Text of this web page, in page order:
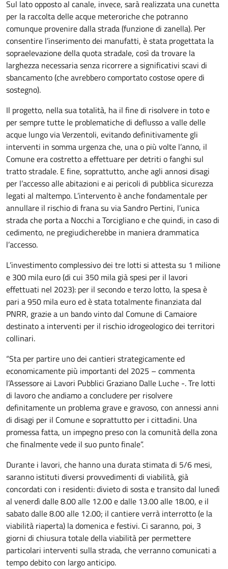
Sul lato opposto al canale, invece, sarà realizzata una cunetta
per la raccolta delle acque meteroriche che potranno
comunque provenire dalla strada (funzione di zanella). Per
consentire l’inserimento dei manufatti, è stata progettata la
sopraelevazione della quota stradale, così da trovare la
larghezza necessaria senza ricorrere a significativi scavi di
sbancamento (che avrebbero comportato costose opere di
sostegno).
Il progetto, nella sua totalità, ha il fine di risolvere in toto e
per sempre tutte le problematiche di deflusso a valle delle
acque lungo via Verzentoli, evitando definitivamente gli
interventi in somma urgenza che, una o più volte l’anno, il
Comune era costretto a effettuare per detriti o fanghi sul
tratto stradale. E fine, soprattutto, anche agli annosi disagi
per l’accesso alle abitazioni e ai pericoli di pubblica sicurezza
legati al maltempo. L’intervento è anche fondamentale per
annullare il rischio di frana su via Sandro Pertini, l’unica
strada che porta a Nocchi a Torcigliano e che quindi, in caso di
cedimento, ne pregiudicherebbe in maniera drammatica
l’accesso.
L’investimento complessivo dei tre lotti si attesta su 1 milione
e 300 mila euro (di cui 350 mila già spesi per il lavori
effettuati nel 2023): per il secondo e terzo lotto, la spesa è
pari a 950 mila euro ed è stata totalmente finanziata dal
PNRR, grazie a un bando vinto dal Comune di Camaiore
destinato a interventi per il rischio idrogeologico dei territori
collinari.
“Sta per partire uno dei cantieri strategicamente ed
economicamente più importanti del 2025 – commenta
l’Assessore ai Lavori Pubblici Graziano Dalle Luche -. Tre lotti
di lavoro che andiamo a concludere per risolvere
definitamente un problema grave e gravoso, con annessi anni
di disagi per il Comune e soprattutto per i cittadini. Una
promessa fatta, un impegno preso con la comunità della zona
che finalmente vede il suo punto finale”.
Durante i lavori, che hanno una durata stimata di 5/6 mesi,
saranno istituti diversi provvedimenti di viabilità, già
concordati con i residenti: divieto di sosta e transito dal lunedì
al venerdì dalle 8.00 alle 12.00 e dalle 13.00 alle 18.00, e il
sabato dalle 8.00 alle 12.00; il cantiere verrà interrotto (e la
viabilità riaperta) la domenica e festivi. Ci saranno, poi, 3
giorni di chiusura totale della viabilità per permettere
particolari interventi sulla strada, che verranno comunicati a
tempo debito con largo anticipo.